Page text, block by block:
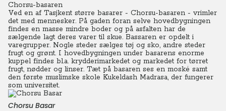
Chorsu-basaren
Ved en af Tasjkent større basarer - Chorsu-basaren - vrimler
det med mennesker. På gaden foran selve hovedbygningen
findes en masse mindre boder og på asfalten har de
sælgende lagt deres varer til skue. Bassaren er opdelt i
varegrupper. Nogle steder sælges tøj og sko, andre steder
frugt og grønt. I hovedbygningen under basarens enorme
kuppel findes bl.a. krydderimarkedet og markedet for tørret
frugt, nødder og linser. Tæt på basaren ses en moské samt
den første muslimske skole Kukeldash Madrasa, der fungerer
som universitet.
Chorsu Basar